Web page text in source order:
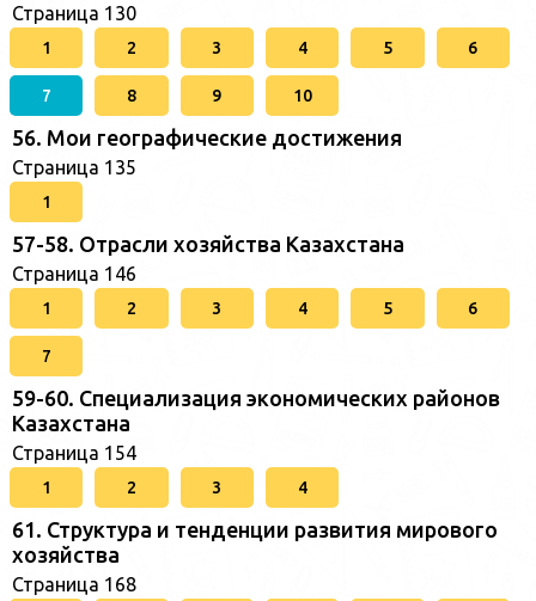
Страница 130
1 2 3 4 5 6
7 8 9 10
56. Мои географические достижения
Страница 135
1
57-58. Отрасли хозяйства Казахстана
Страница 146
1 2 3 4 5 6
7
59-60. Специализация экономических районов
Казахстана
Страница 154
1 2 3 4
61. Структура и тенденции развития мирового
хозяйства
Страница 168